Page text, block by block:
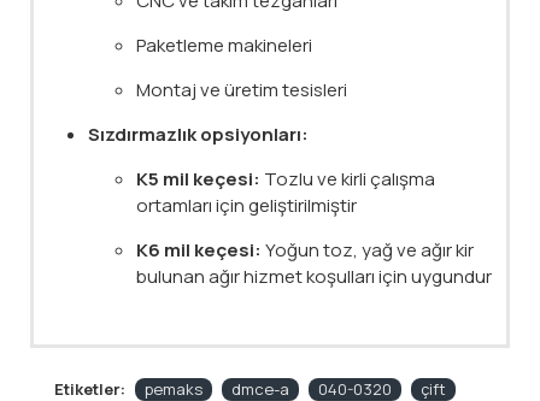
Paketleme makineleri
Montaj ve üretim tesisleri
Sızdırmazlık opsiyonları:
K5 mil keçesi: Tozlu ve kirli çalışma
ortamları için geliştirilmiştir
K6 mil keçesi: Yoğun toz, yağ ve ağır kir
bulunan ağır hizmet koşulları için uygundur
Etiketler: pemaks dmce-a 040-0320
çift